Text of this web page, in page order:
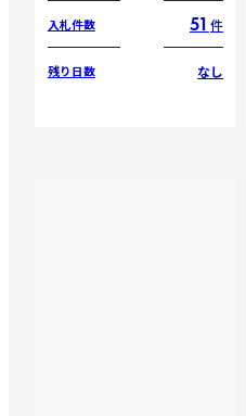
入札件数 51 件
残り日数 なし